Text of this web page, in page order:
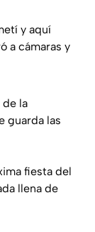
y aquí
a cámaras y
de la
guarda las
fiesta del
llena de